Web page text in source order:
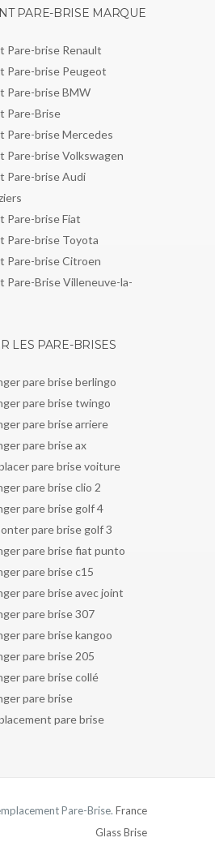
PARE-BRISE MARQUE
Pare-brise Renault
Pare-brise Peugeot
Pare-brise BMW
Pare-Brise
Pare-brise Mercedes
Pare-brise Volkswagen
Pare-brise Audi
Pare-brise Fiat
Pare-brise Toyota
Pare-brise Citroen
Pare-Brise Villeneuve-la-
LES PARE-BRISES
pare brise berlingo
pare brise twingo
pare brise arriere
pare brise ax
pare brise voiture
pare brise clio 2
pare brise golf 4
pare brise golf 3
pare brise fiat punto
pare brise c15
pare brise avec joint
pare brise 307
pare brise kangoo
pare brise 205
pare brise collé
pare brise
pare brise
Pare-Brise. France
Glass Brise